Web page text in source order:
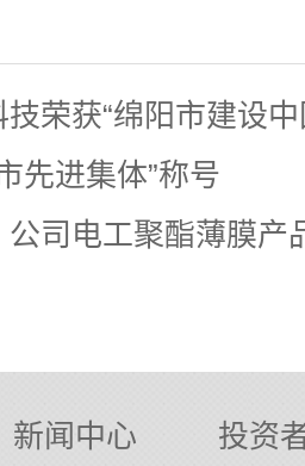
荣获“绵阳市建设
先进集体”称号
司电工聚酯薄膜产
新闻中心
投资